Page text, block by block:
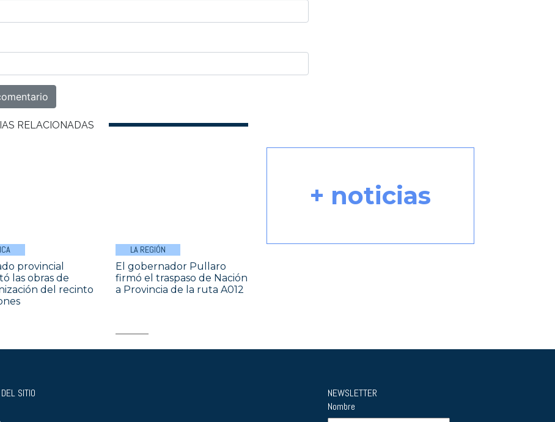
RELACIONADAS
provincial
las obras de
del recinto
LA REGIÓN
El gobernador Pullaro
firmó el traspaso de Nación
a Provincia de la ruta A012
+ noticias
SITIO
NEWSLETTER
Nombre